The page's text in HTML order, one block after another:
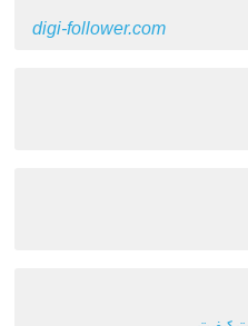
digi-follower.com